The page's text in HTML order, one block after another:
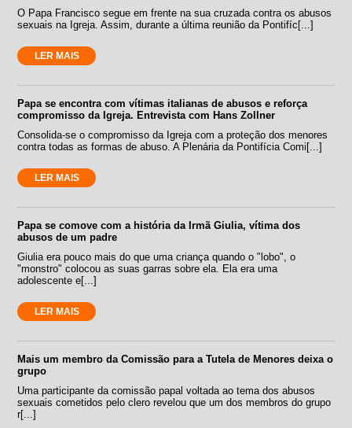
O Papa Francisco segue em frente na sua cruzada contra os abusos
sexuais na Igreja. Assim, durante a última reunião da Pontifíc[...]
LER MAIS
Papa se encontra com vítimas italianas de abusos e reforça
compromisso da Igreja. Entrevista com Hans Zollner
Consolida-se o compromisso da Igreja com a proteção dos menores
contra todas as formas de abuso. A Plenária da Pontifícia Comi[...]
LER MAIS
Papa se comove com a história da Irmã Giulia, vítima dos
abusos de um padre
Giulia era pouco mais do que uma criança quando o "lobo", o
"monstro" colocou as suas garras sobre ela. Ela era uma
adolescente e[...]
LER MAIS
Mais um membro da Comissão para a Tutela de Menores deixa o
grupo
Uma participante da comissão papal voltada ao tema dos abusos
sexuais cometidos pelo clero revelou que um dos membros do grupo
r[...]